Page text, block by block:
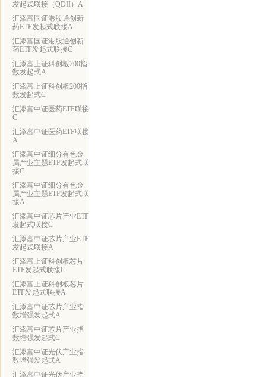
发起式联接（QDII）A
汇添富国证港股通创新
药ETF发起式联接A
汇添富国证港股通创新
药ETF发起式联接C
汇添富上证科创板200指
数发起式A
汇添富上证科创板200指
数发起式C
汇添富中证医药ETF联接
C
汇添富中证医药ETF联接
A
汇添富中证细分有色金
属产业主题ETF发起式联
接C
汇添富中证细分有色金
属产业主题ETF发起式联
接A
汇添富中证芯片产业ETF
发起式联接C
汇添富中证芯片产业ETF
发起式联接A
汇添富上证科创板芯片
ETF发起式联接C
汇添富上证科创板芯片
ETF发起式联接A
汇添富中证芯片产业指
数增强发起式A
汇添富中证芯片产业指
数增强发起式C
汇添富中证光伏产业指
数增强发起式A
汇添富中证光伏产业指